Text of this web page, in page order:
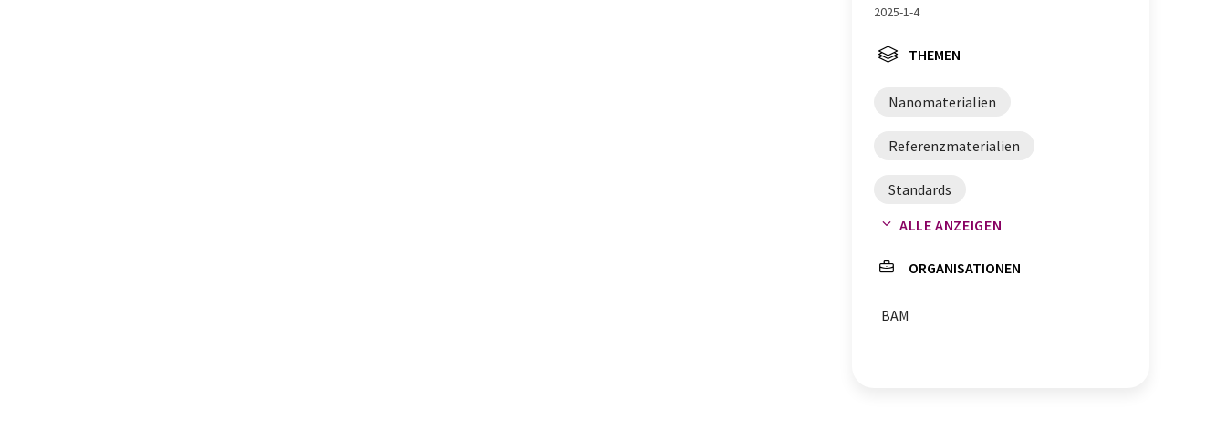
2025-1-4
THEMEN
Nanomaterialien
Referenzmaterialien
Standards
Eisenoxid-Nanopartikel
lipidbasisierte Nanopartikel
Nanowürfel
ALLE ANZEIGEN
ORGANISATIONEN
BAM